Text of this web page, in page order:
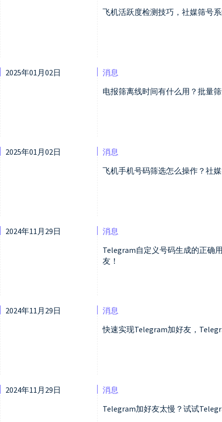
飞机活跃度检测技巧，社媒筛号
2025年01月02日
消息
电报筛离线时间有什么用？批量
2025年01月02日
消息
飞机手机号码筛选怎么操作？社
2024年11月29日
消息
Telegram自定义号码生成的正确
友！
2024年11月29日
消息
快速实现Telegram加好友，
2024年11月29日
消息
Telegram加好友太慢？试试